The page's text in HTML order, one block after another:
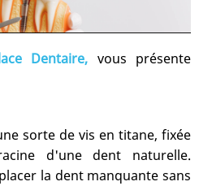
Dentaire, vous présente
sorte de vis en titane, fixée
d'une dent naturelle.
la dent manquante sans